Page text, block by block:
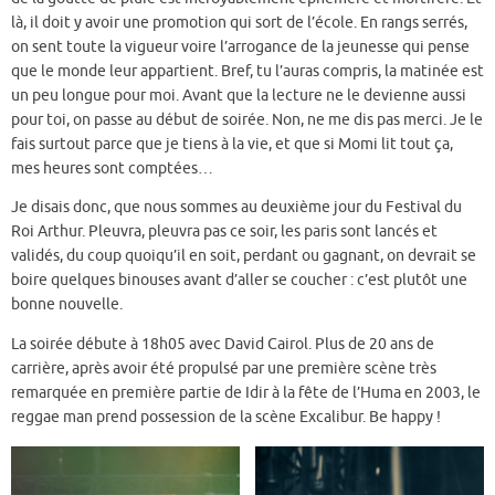
là, il doit y avoir une promotion qui sort de l’école. En rangs serrés,
on sent toute la vigueur voire l’arrogance de la jeunesse qui pense
que le monde leur appartient. Bref, tu l’auras compris, la matinée est
un peu longue pour moi. Avant que la lecture ne le devienne aussi
pour toi, on passe au début de soirée. Non, ne me dis pas merci. Je le
fais surtout parce que je tiens à la vie, et que si Momi lit tout ça,
mes heures sont comptées…
Je disais donc, que nous sommes au deuxième jour du Festival du
Roi Arthur. Pleuvra, pleuvra pas ce soir, les paris sont lancés et
validés, du coup quoiqu’il en soit, perdant ou gagnant, on devrait se
boire quelques binouses avant d’aller se coucher : c’est plutôt une
bonne nouvelle.
La soirée débute à 18h05 avec David Cairol. Plus de 20 ans de
carrière, après avoir été propulsé par une première scène très
remarquée en première partie de Idir à la fête de l’Huma en 2003, le
reggae man prend possession de la scène Excalibur. Be happy !